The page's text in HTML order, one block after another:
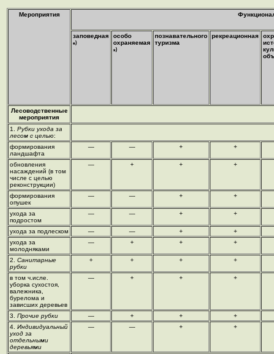
Мероприятия
заповедная
*)
особо
охраняемая
*)
познавательного
туризма
рекреационная
Лесоводственные
мероприятия
1. Рубки ухода за
лесом с целью:
формирования
ландшафта
— — + +
обновления
насаждений (в том
числе с целью
реконструкции)
— + + +
формирования
опушек
— — + +
ухода за
подростом
— — + +
ухода за подлеском — — +
+
ухода за
молодняками
— + + +
2. Санитарные
рубки
+ + + +
в том ч.исле.
уборка сухостоя,
валежника,
бурелома и
зависших деревьев
— + + +
3. Прочие рубки — + +
+
4. Индивидуальный
уход за
отдельными
деревьями
— — + +